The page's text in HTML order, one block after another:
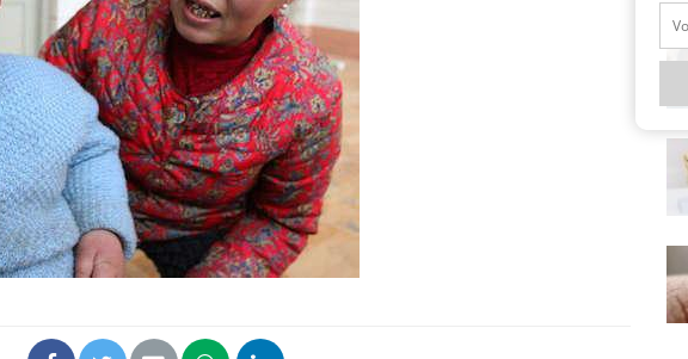
Syndrome métabolique :
quels sont les meilleurs
exercices physiques ?
Comment éviter une otite
pendant les vacances ?
Hantavirus : un cas
détecté chez un touriste